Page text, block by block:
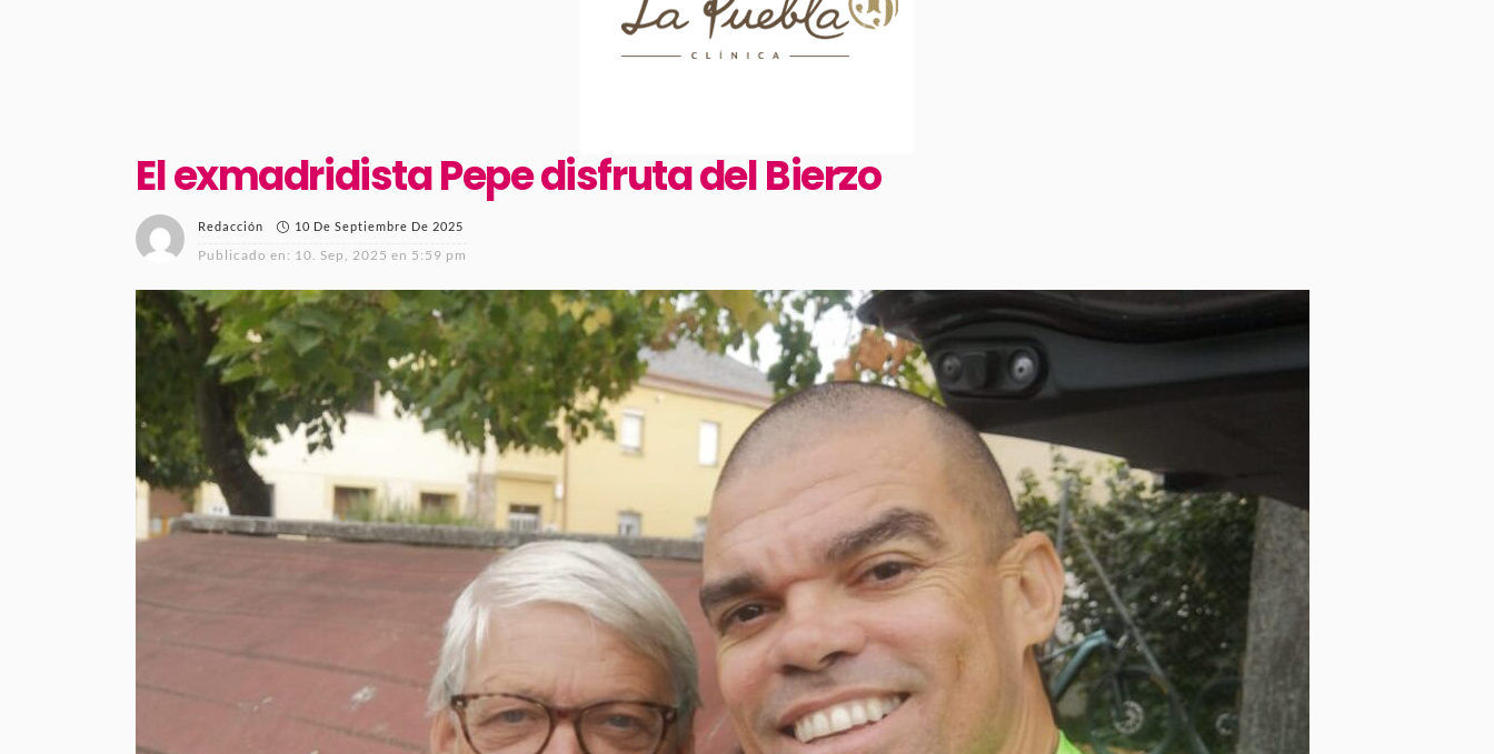
El exmadridista Pepe disfruta del Bierzo
Redacción 10 De Septiembre De 2025
Publicado en: 10. Sep, 2025 en 5:59 pm